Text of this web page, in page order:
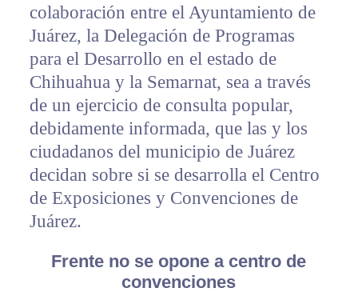
colaboración entre el Ayuntamiento de
Juárez, la Delegación de Programas
para el Desarrollo en el estado de
Chihuahua y la Semarnat, sea a través
de un ejercicio de consulta popular,
debidamente informada, que las y los
ciudadanos del municipio de Juárez
decidan sobre si se desarrolla el Centro
de Exposiciones y Convenciones de
Juárez.
Frente no se opone a centro de
convenciones